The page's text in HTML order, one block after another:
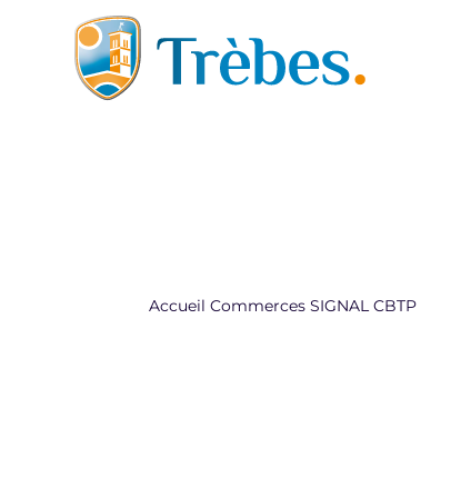
Accueil Commerces SIGNAL CBTP